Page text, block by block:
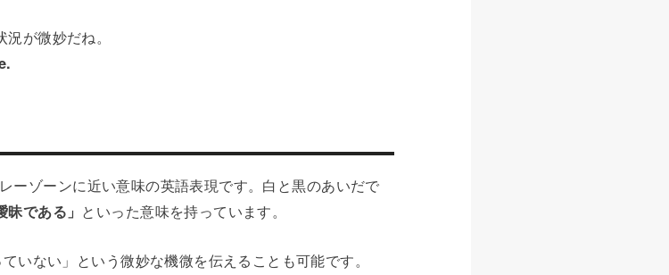
が微妙だね。
ーゾーンに近い意味の英語表現です。白と黒のあいだで
昧である」 といった意味を持っています。
いない」という微妙な機微を伝えることも可能です。